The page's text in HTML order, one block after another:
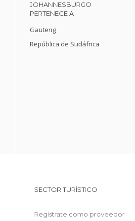
JOHANNESBURGO
PERTENECE A
Gauteng
República de Sudáfrica
SECTOR TURÍSTICO
Regístrate como proveedor